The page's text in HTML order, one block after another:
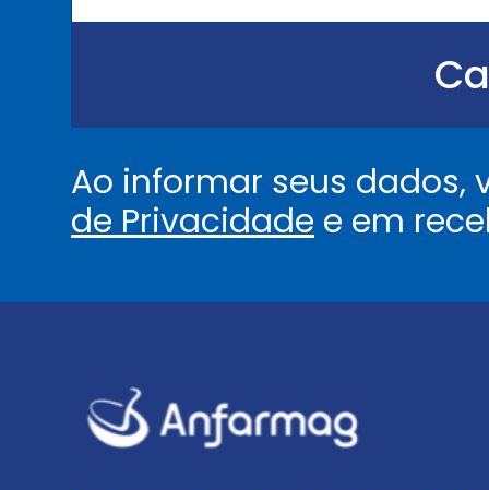
.
Ao informar seus
de Privacidade e em